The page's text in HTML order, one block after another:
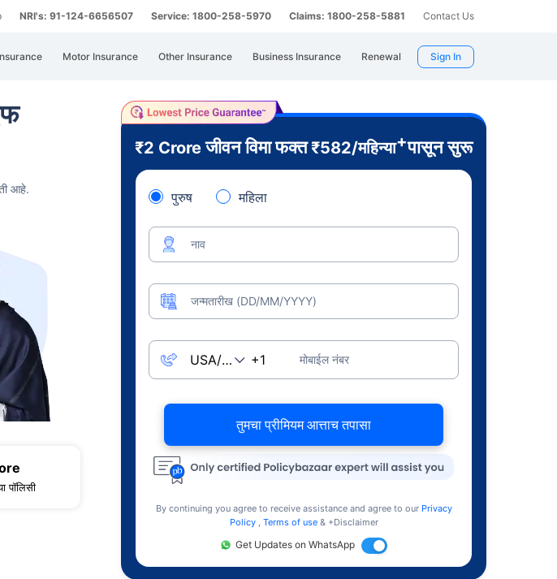
NRI's: 91-124-6656507 Service: 1800-258-5970 Claims: 1800-258-5881 Contact Us
Motor Insurance Other Insurance Business Insurance Renewal Sign In
आहे.
पॉलिसी
₹2 Croreजीवन विमा फक्त₹582/महिन्या+पासून सुरू
पुरुष महिला
नाव
जन्मतारीख (DD/MM/YYYY)
मोबाईल नंबर
तुमचा प्रीमियम आत्ताच तपासा
By continuing you agree to receive assistance and agree to our Privacy
Policy
Terms of use & +Disclaimer
Get Updates on WhatsApp